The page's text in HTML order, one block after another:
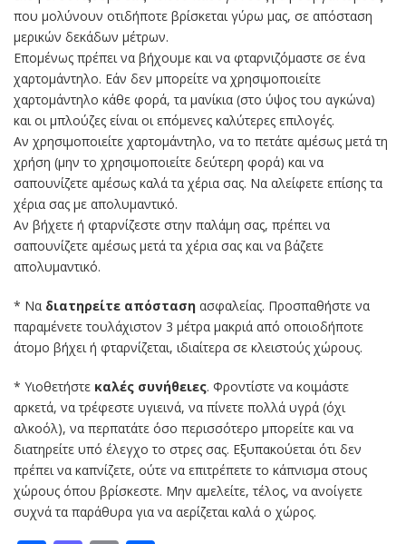
που μολύνουν οτιδήποτε βρίσκεται γύρω μας, σε απόσταση
μερικών δεκάδων μέτρων.
Επομένως πρέπει να βήχουμε και να φταρνιζόμαστε σε ένα
χαρτομάντηλο. Εάν δεν μπορείτε να χρησιμοποιείτε
χαρτομάντηλο κάθε φορά, τα μανίκια (στο ύψος του αγκώνα)
και οι μπλούζες είναι οι επόμενες καλύτερες επιλογές.
Αν χρησιμοποιείτε χαρτομάντηλο, να το πετάτε αμέσως μετά τη
χρήση (μην το χρησιμοποιείτε δεύτερη φορά) και να
σαπουνίζετε αμέσως καλά τα χέρια σας. Να αλείφετε επίσης τα
χέρια σας με απολυμαντικό.
Αν βήχετε ή φταρνίζεστε στην παλάμη σας, πρέπει να
σαπουνίζετε αμέσως μετά τα χέρια σας και να βάζετε
απολυμαντικό.
* Να διατηρείτε απόσταση ασφαλείας. Προσπαθήστε να
παραμένετε τουλάχιστον 3 μέτρα μακριά από οποιοδήποτε
άτομο βήχει ή φταρνίζεται, ιδιαίτερα σε κλειστούς χώρους.
* Υιοθετήστε καλές συνήθειες. Φροντίστε να κοιμάστε
αρκετά, να τρέφεστε υγιεινά, να πίνετε πολλά υγρά (όχι
αλκοόλ), να περπατάτε όσο περισσότερο μπορείτε και να
διατηρείτε υπό έλεγχο το στρες σας. Εξυπακούεται ότι δεν
πρέπει να καπνίζετε, ούτε να επιτρέπετε το κάπνισμα στους
χώρους όπου βρίσκεστε. Μην αμελείτε, τέλος, να ανοίγετε
συχνά τα παράθυρα για να αερίζεται καλά ο χώρος.